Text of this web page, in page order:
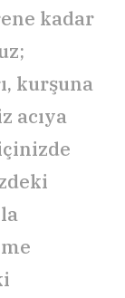
kadar
kurşuna
acıya